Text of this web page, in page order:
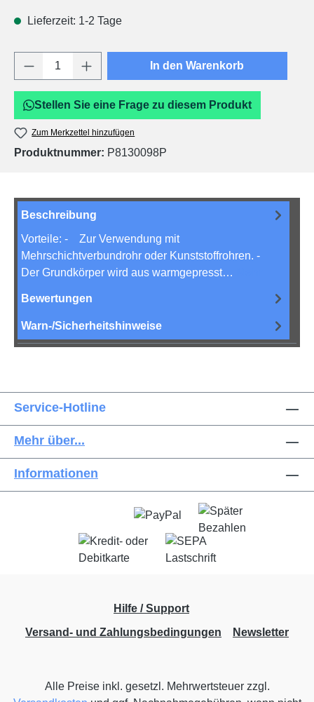
Lieferzeit: 1-2 Tage
Produkt Anzahl: Gib den gewünschten
In den Warenkorb
Stellen Sie eine Frage zu diesem Produkt
Zum Merkzettel hinzufügen
Produktnummer: P8130098P
Beschreibung
Vorteile: - Zur Verwendung mit
Mehrschichtverbundrohr oder Kunststoffrohren. -
Der Grundkörper wird aus warmgepresst…
Bewertungen
Warn-/Sicherheitshinweise
Service-Hotline
Mehr über...
Informationen
Hilfe / Support
Versand- und Zahlungsbedingungen
Newsletter
Alle Preise inkl. gesetzl. Mehrwertsteuer zzgl.